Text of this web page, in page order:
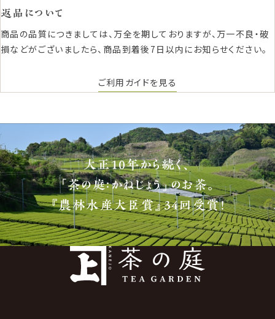
返品について
商品の品質につきましては、万全を期しておりますが、万一不良・破
損などがございましたら、商品到着後7日以内にお知らせください。
ご利用ガイドを見る
大正10年から続く、
「茶の庭：かねじょう」のお茶。
『農林水産大臣賞』34回受賞！